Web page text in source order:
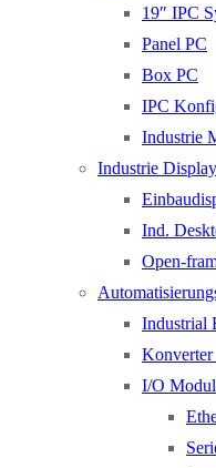
19″ IPC
Panel PC
Box PC
IPC
Industrie
Industrie
Ind.
Open-
Industrial
Konverter
I/O